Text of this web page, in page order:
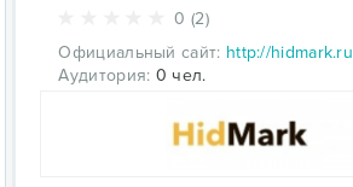
0 (2)
Официальный сайт: http://hidmark.ru
Аудитория: 0 чел.